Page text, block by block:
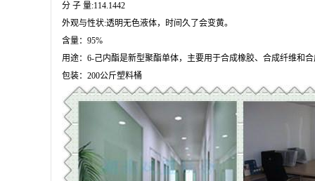
分 子 量:114.1442
外观与性状:透明无色液体，时间久了会变黄。
含量：95%
用途：6-己内酯是新型聚酯单体，主要用于合成橡胶、合成纤维和
包装：200公斤塑料桶